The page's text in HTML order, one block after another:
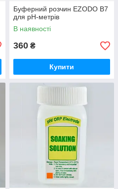
Буферний розчин EZODO B7
для pH-метрів
В наявності
360 ₴
Купити